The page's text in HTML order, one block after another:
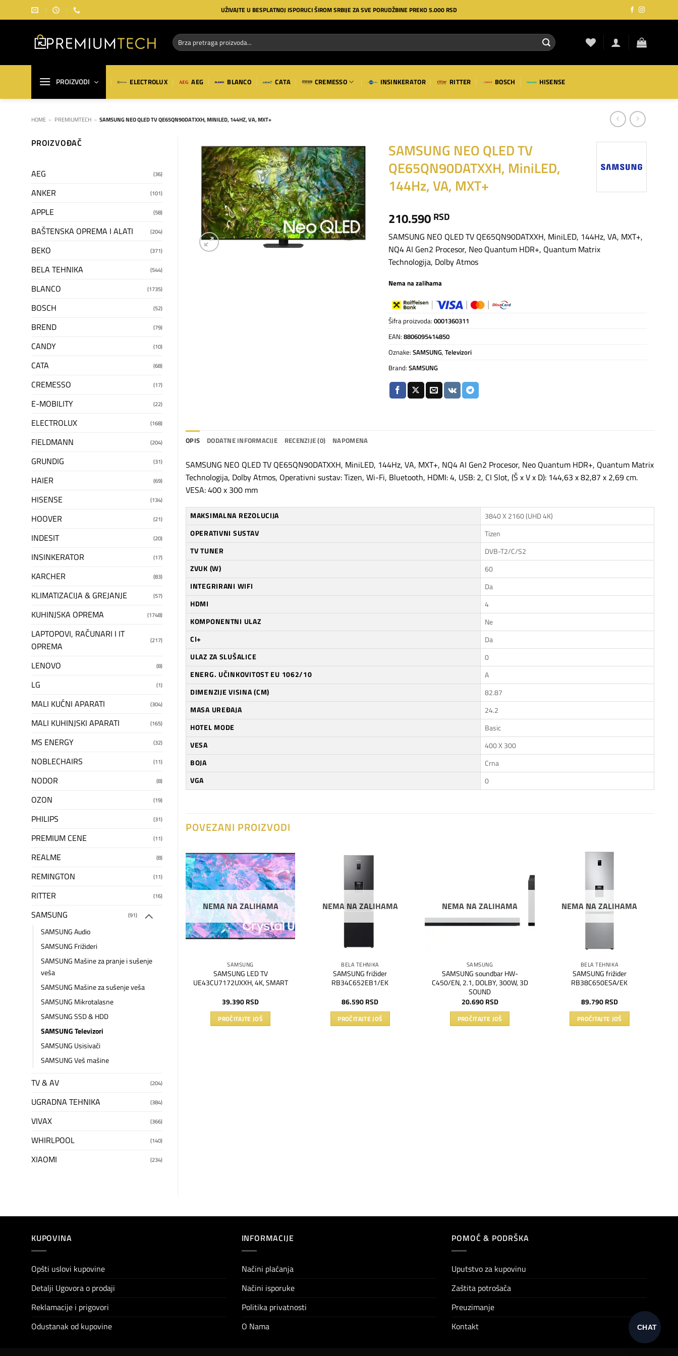
na
UŽIVAJTE U BESPLATNOJ ISPORUCI ŠIROM SRBIJE ZA SVE PORUDŽBINE PREKO 5.000 RSD
Pretraga
za:
PROIZVODI ELECTROLUX AEG BLANCO CATA CREMESSO INSINKERATOR RITTER BOSCH HISENSE
HOME » PREMIUMTECH » SAMSUNG NEO QLED TV QE65QN90DATXXH, MINILED, 144HZ, VA, MXT+
PROIZVOĐAČ
AEG (36)
ANKER (101)
APPLE (58)
BAŠTENSKA OPREMA I ALATI (204)
BEKO (371)
BELA TEHNIKA (544)
BLANCO (1735)
BOSCH (52)
BREND (79)
CANDY (10)
CATA (68)
CREMESSO (17)
E-MOBILITY (22)
ELECTROLUX (168)
FIELDMANN (204)
GRUNDIG (31)
HAIER (69)
HISENSE (134)
HOOVER (21)
INDESIT (20)
INSINKERATOR (17)
KARCHER (83)
KLIMATIZACIJA & GREJANJE (57)
KUHINJSKA OPREMA (1748)
LAPTOPOVI, RAČUNARI I IT
OPREMA
(217)
LENOVO (8)
LG (1)
MALI KUĆNI APARATI (304)
MALI KUHINJSKI APARATI (165)
MS ENERGY (32)
NOBLECHAIRS (11)
NODOR (8)
OZON (19)
PHILIPS (31)
PREMIUM CENE (11)
REALME (8)
REMINGTON (11)
RITTER (16)
SAMSUNG (91)
SAMSUNG Audio
SAMSUNG Frižideri
SAMSUNG Mašine za pranje i sušenje
veša
SAMSUNG Mašine za sušenje veša
SAMSUNG Mikrotalasne
SAMSUNG SSD & HDD
SAMSUNG Televizori
SAMSUNG Usisivači
SAMSUNG Veš mašine
TV & AV (204)
UGRADNA TEHNIKA (384)
VIVAX (366)
WHIRLPOOL (140)
XIAOMI (234)
Dodaj
na
listu
želja
SAMSUNG NEO QLED TV
QE65QN90DATXXH, MiniLED,
144Hz, VA, MXT+
210.590 RSD
SAMSUNG NEO QLED TV QE65QN90DATXXH, MiniLED, 144Hz, VA, MXT+,
NQ4 AI Gen2 Procesor, Neo Quantum HDR+, Quantum Matrix
Technologija, Dolby Atmos
Nema na zalihama
Šifra proizvoda:0001360311
EAN:8806095414850
Oznake:SAMSUNG,Televizori
Brand:SAMSUNG
OPIS DODATNE INFORMACIJE RECENZIJE (0) NAPOMENA
SAMSUNG NEO QLED TV QE65QN90DATXXH, MiniLED, 144Hz, VA, MXT+, NQ4 AI Gen2 Procesor, Neo Quantum HDR+, Quantum Matrix
Technologija, Dolby Atmos, Operativni sustav: Tizen, Wi-Fi, Bluetooth, HDMI: 4, USB: 2, CI Slot, (Š x V x D): 144,63 x 82,87 x 2,69 cm.
VESA: 400 x 300 mm
MAKSIMALNA REZOLUCIJA
3840 X 2160 (UHD 4K)
OPERATIVNI SUSTAV
Tizen
TV TUNER
DVB-T2/C/S2
ZVUK (W)
60
INTEGRIRANI WIFI
Da
HDMI
4
KOMPONENTNI ULAZ
Ne
CI+
Da
ULAZ ZA SLUŠALICE
0
ENERG. UČINKOVITOST EU 1062/10
A
DIMENZIJE VISINA (CM)
82.87
MASA UREĐAJA
24.2
HOTEL MODE
Basic
VESA
400 X 300
BOJA
Crna
VGA
0
POVEZANI PROIZVODI
Dodaj
na
listu
želja
NEMA NA ZALIHAMA
SAMSUNG
SAMSUNG LED TV
UE43CU7172UXXH, 4K, SMART
39.390RSD
PROČITAJTE JOŠ
NEMA NA ZALIHAMA
BELA TEHNIKA
SAMSUNG frižider
RB34C652EB1/EK
86.590RSD
PROČITAJTE JOŠ
NEMA NA ZALIHAMA
SAMSUNG
SAMSUNG soundbar HW-
C450/EN, 2.1, DOLBY, 300W, 3D
SOUND
20.690RSD
PROČITAJTE JOŠ
NEMA NA ZALIHAMA
BELA TEHNIKA
SAMSUNG frižider
RB38C650ESA/EK
89.790RSD
PROČITAJTE JOŠ
Dodaj
na
želja
štapni Jet 60
Dodaj
na
želja
BELA TEHNIKA
RB34C672EWW/EK
68.690
PROČITAJTE JOŠ
KUPOVINA
Opšti uslovi kupovine
Detalji Ugovora o prodaji
Reklamacije i prigovori
Odustanak od kupovine
INFORMACIJE
Načini plaćanja
Načini isporuke
Politika privatnosti
O Nama
POMOĆ & PODRŠKA
Uputstvo za kupovinu
Zaštita potrošača
Preuzimanje
Kontakt
CHAT